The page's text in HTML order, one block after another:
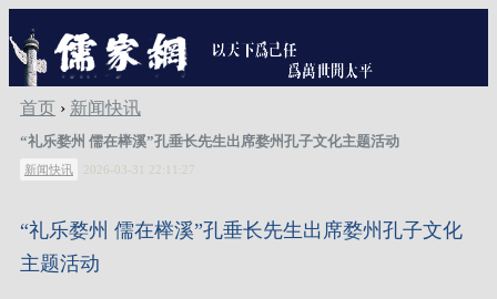
首页 › 新闻快讯
“礼乐婺州 儒在榉溪”孔垂长先生出席婺州孔子文化主题活动
新闻快讯 2026-03-31 22:11:27
“礼乐婺州 儒在榉溪”孔垂长先生出席婺州孔子文化
主题活动